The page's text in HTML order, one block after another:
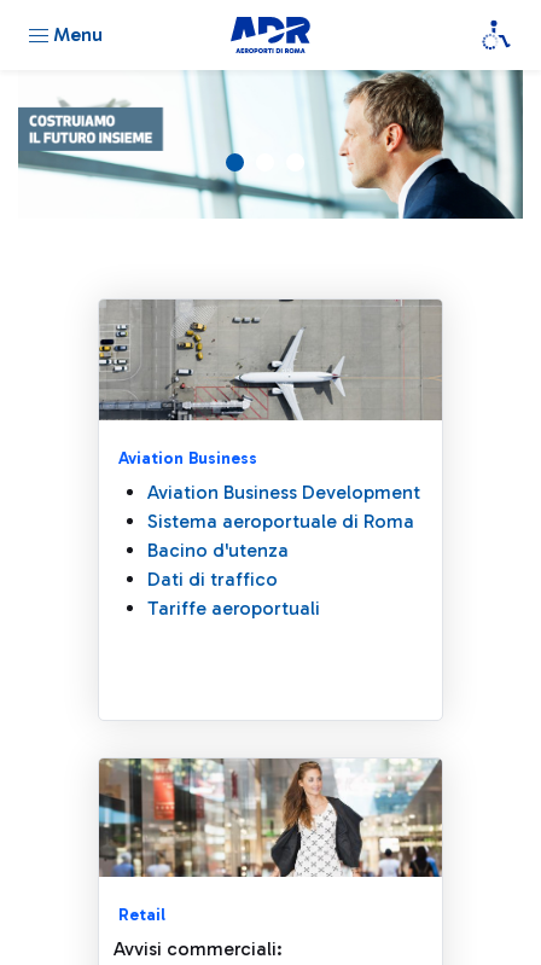
Menu
Aviation Business
Aviation Business Development
Sistema aeroportuale di Roma
Bacino d'utenza
Dati di traffico
Tariffe aeroportuali
Retail
Avvisi commerciali: